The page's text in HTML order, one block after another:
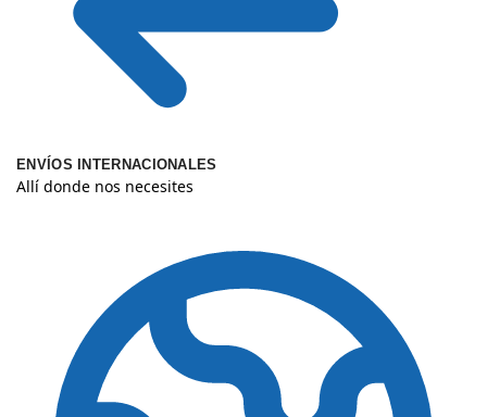
ENVÍOS INTERNACIONALES
Allí donde nos necesites